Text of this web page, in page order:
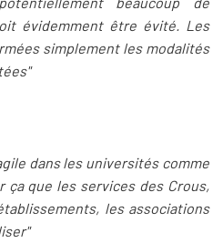
évidemment être évité. Les
simplement les modalités
dans les universités comme
ça que les services des Crous,
les associations